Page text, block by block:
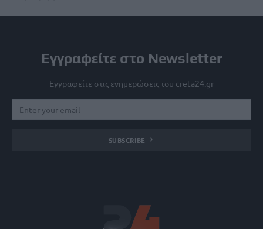
Εγγραφείτε στο Newsletter
Εγγραφείτε στις ενημερώσεις του creta24.gr
SUBSCRIBE